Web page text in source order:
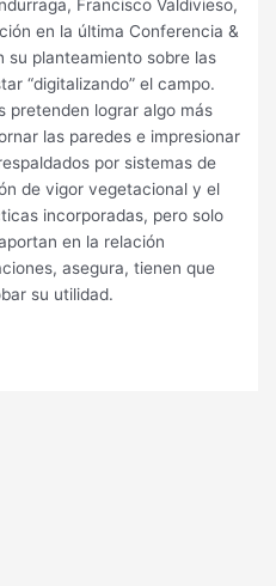
Francisco Valdivieso,
en la última Conferencia &
su planteamiento sobre las
“digitalizando” el campo.
pretenden lograr algo más
las paredes e impresionar
por sistemas de
de vigor vegetacional y el
incorporadas, pero solo
en la relación
asegura, tienen que
su utilidad.